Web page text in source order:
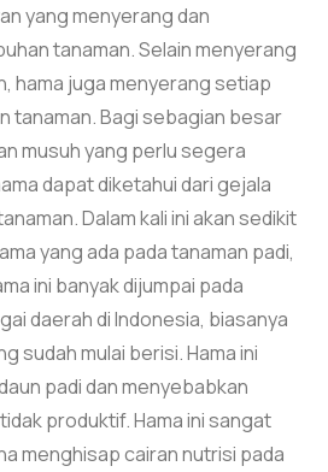
yang menyerang dan
tanaman. Selain menyerang
hama juga menyerang setiap
tanaman. Bagi sebagian besar
musuh yang perlu segera
dapat diketahui dari gejala
Dalam kali ini akan sedikit
yang ada pada tanaman padi,
ini banyak dijumpai pada
daerah di Indonesia, biasanya
sudah mulai berisi. Hama ini
padi dan menyebabkan
produktif. Hama ini sangat
menghisap cairan nutrisi pada